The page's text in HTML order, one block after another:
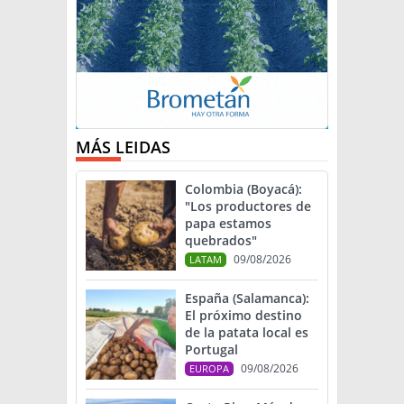
MÁS LEIDAS
Colombia (Boyacá):
"Los productores de
papa estamos
quebrados"
LATAM 09/08/2026
España (Salamanca):
El próximo destino
de la patata local es
Portugal
EUROPA 09/08/2026